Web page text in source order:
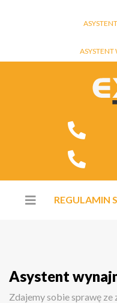
REGULAMIN
Asystent
Zdajemy sobie sprawę